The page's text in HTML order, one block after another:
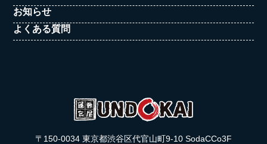
お知らせ
よくある質問
〒150-0034 東京都渋谷区代官山町9-10 SodaCCo3F